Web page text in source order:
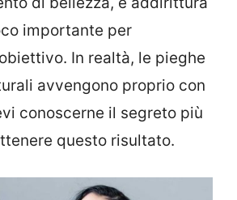
importante per
In realtà, le pieghe
avvengono proprio con
conoscerne il segreto più
questo risultato.